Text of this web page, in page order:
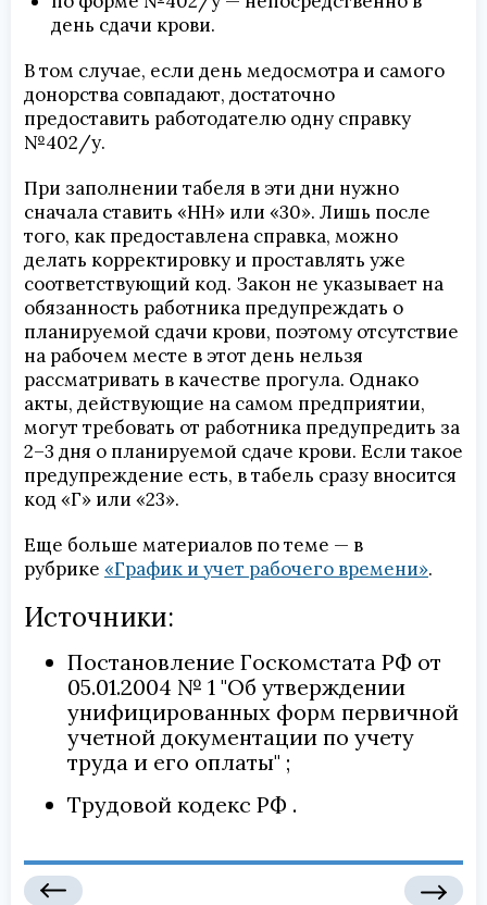
день сдачи крови.
В том случае, если день медосмотра и самого
донорства совпадают, достаточно
предоставить работодателю одну справку
№402/у.
При заполнении табеля в эти дни нужно
сначала ставить «НН» или «30». Лишь после
того, как предоставлена справка, можно
делать корректировку и проставлять уже
соответствующий код. Закон не указывает на
обязанность работника предупреждать о
планируемой сдачи крови, поэтому отсутствие
на рабочем месте в этот день нельзя
рассматривать в качестве прогула. Однако
акты, действующие на самом предприятии,
могут требовать от работника предупредить за
2–3 дня о планируемой сдаче крови. Если такое
предупреждение есть, в табель сразу вносится
код «Г» или «23».
Еще больше материалов по теме — в
рубрике «График и учет рабочего времени».
Источники:
Постановление Госкомстата РФ от
05.01.2004 № 1 "Об утверждении
унифицированных форм первичной
учетной документации по учету
труда и его оплаты"
Трудовой кодекс РФ